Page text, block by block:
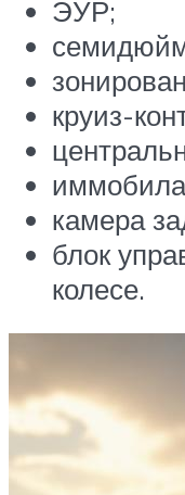
ЭУР;
круиз-
камера
блок
колесе.